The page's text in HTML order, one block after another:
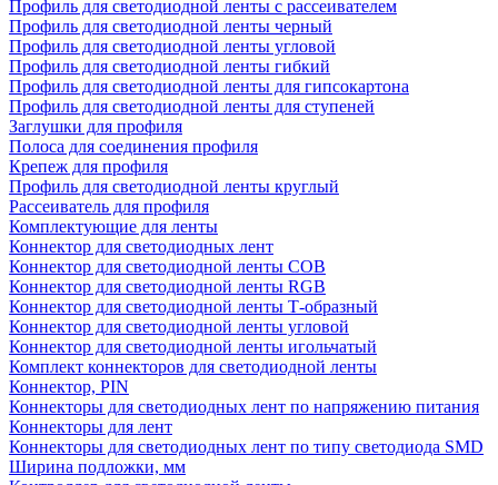
Профиль для светодиодной ленты с рассеивателем
Профиль для светодиодной ленты черный
Профиль для светодиодной ленты угловой
Профиль для светодиодной ленты гибкий
Профиль для светодиодной ленты для гипсокартона
Профиль для светодиодной ленты для ступеней
Заглушки для профиля
Полоса для соединения профиля
Крепеж для профиля
Профиль для светодиодной ленты круглый
Рассеиватель для профиля
Комплектующие для ленты
Коннектор для светодиодных лент
Коннектор для светодиодной ленты COB
Коннектор для светодиодной ленты RGB
Коннектор для светодиодной ленты Т-образный
Коннектор для светодиодной ленты угловой
Коннектор для светодиодной ленты игольчатый
Комплект коннекторов для светодиодной ленты
Коннектор, PIN
Коннекторы для светодиодных лент по напряжению питания
Коннекторы для лент
Коннекторы для светодиодных лент по типу светодиода SMD
Ширина подложки, мм